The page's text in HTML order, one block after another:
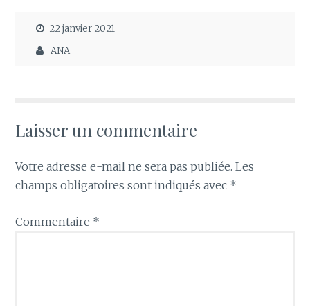
22 janvier 2021
ANA
Laisser un commentaire
Votre adresse e-mail ne sera pas publiée. Les
champs obligatoires sont indiqués avec *
Commentaire *